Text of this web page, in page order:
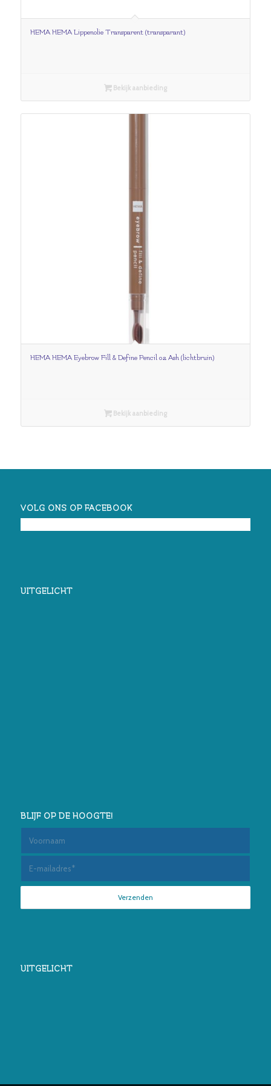
HEMA HEMA Lippenolie Transparent (transparant)
Bekijk aanbieding
HEMA HEMA Eyebrow Fill & Define Pencil 02 Ash (lichtbruin)
Bekijk aanbieding
VOLG ONS OP FACEBOOK
UITGELICHT
BLIJF OP DE HOOGTE!
UITGELICHT